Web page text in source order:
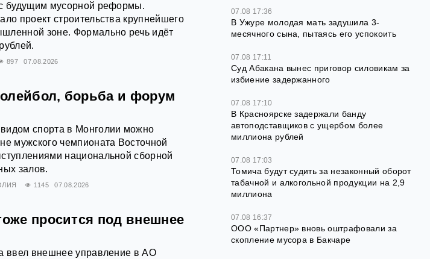
будущим мусорной реформы.
проект строительства крупнейшего
зоне. Формально речь идёт
897 07.08.2026
борьба и форум
спорта в Монголии можно
мужского чемпионата Восточной
национальной сборной
залов.
1145 07.08.2026
просится под внешнее
ввел внешнее управление в АО
07.08 17:36
В Ужуре молодая мать задушила 3-
месячного сына, пытаясь его успокоить
07.08 17:11
Суд Абакана вынес приговор силовикам за
избиение задержанного
07.08 17:10
В Красноярске задержали банду
автоподставщиков с ущербом более
миллиона рублей
07.08 17:03
Томича будут судить за незаконный оборот
табачной и алкогольной продукции на 2,9
миллиона
07.08 16:37
ООО «Партнер» вновь оштрафовали за
скопление мусора в Бакчаре